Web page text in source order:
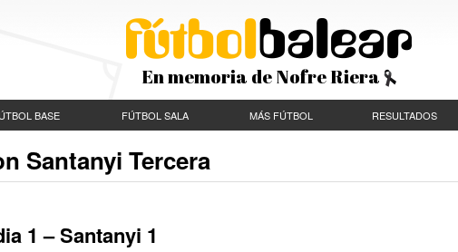
En memoria de Nofre Riera
BASE FÚTBOL SALA MÁS FÚTBOL RESULTADOS
Santanyi Tercera
1 – Santanyi 1